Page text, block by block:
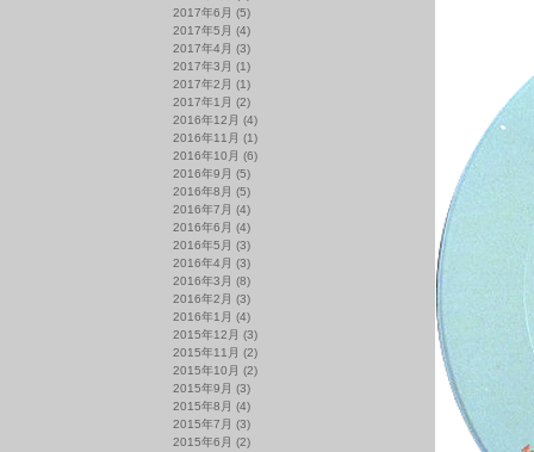
2017年6月 (5)
2017年5月 (4)
2017年4月 (3)
2017年3月 (1)
2017年2月 (1)
2017年1月 (2)
2016年12月 (4)
2016年11月 (1)
2016年10月 (6)
2016年9月 (5)
2016年8月 (5)
2016年7月 (4)
2016年6月 (4)
2016年5月 (3)
2016年4月 (3)
2016年3月 (8)
2016年2月 (3)
2016年1月 (4)
2015年12月 (3)
2015年11月 (2)
2015年10月 (2)
2015年9月 (3)
2015年8月 (4)
2015年7月 (3)
2015年6月 (2)